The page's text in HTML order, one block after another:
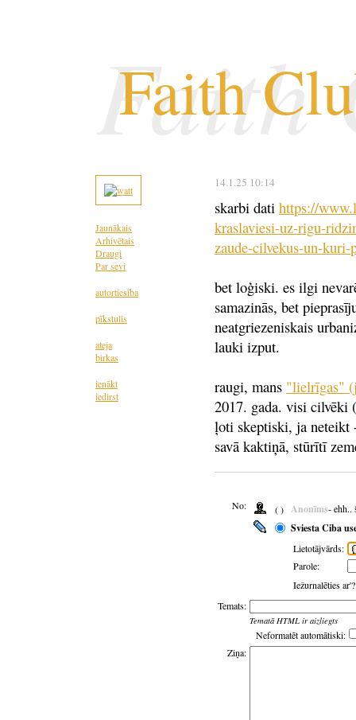
Faith
Faith
Jaunākais
Arhivētais
Draugi
Par sevi
autortiesība
pīkstulis
ateja
birkas
ienākt
iedirst
14.1.25 10:14
skarbi dati https://
kraslaviesi-uz-rigu-ridz
zaude-cilvekus-un-kuri-
bet loģiski. es ilgi
samazinās, bet
neatgriezeniskais
lauki izput.
raugi, mans "lielrīgas"
2017. gada. visi cilvēki
ļoti skeptiski, ja neteikt
savā kaktiņā, stūrītī
No: ( ) Anonīms- ehh..
Sviesta Ciba
Lietotājvārds:
Parole:
Iežurnalēties
Temats:
Tematā HTML ir aizliegts
Neformatēt automātiski:
Ziņa: